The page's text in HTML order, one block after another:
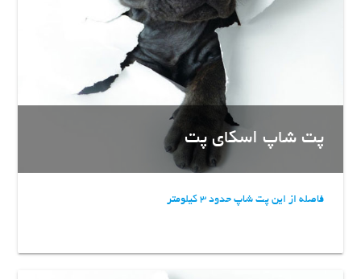
پت شاپ اسکای پت
فاصله از این پت شاپ حدود 3 کیلومتر